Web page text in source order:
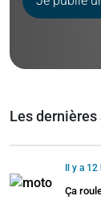
Les dernières
Il y a 12
Ça